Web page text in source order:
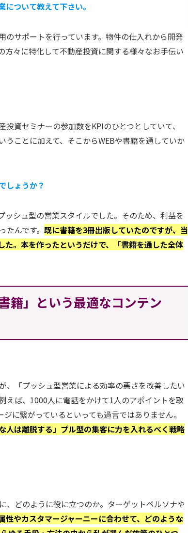
ついて教えて下さい。
サポートを行っています。物件の仕入れから開発
々に特化して不動産投資に関する様々なお手伝い
資セミナーの参加数をKPIのひとつとしていて、
うことに加えて、そこからWEBや書籍を通していか
しょうか？
シュ型の営業スタイルでした。そのため、利益を
たんです。既に書籍を3冊出版していたのですが、当
。本を作ったというだけで、「書籍を通した全体
籍」という最適なコンテン
、「プッシュ型営業による効率の悪さを改善したい
えば、1000人に電話をかけて1人のアポイントを取
に繋がっているといっても過言ではありません。
人は離脱する」プル型の集客に力を入れるべく戦略
、どのように役に立つのか。ターゲットペルソナや
性やカスタマージャーニーに合わせて、どのような